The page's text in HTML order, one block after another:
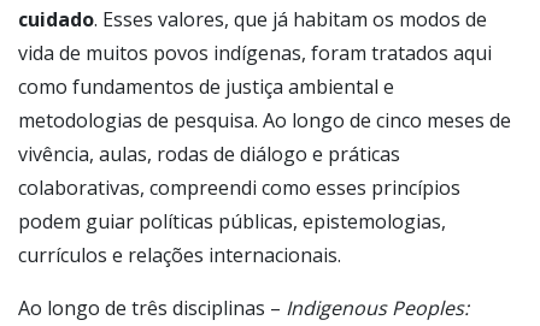
cuidado. Esses valores, que já habitam os modos de
vida de muitos povos indígenas, foram tratados aqui
como fundamentos de justiça ambiental e
metodologias de pesquisa. Ao longo de cinco meses de
vivência, aulas, rodas de diálogo e práticas
colaborativas, compreendi como esses princípios
podem guiar políticas públicas, epistemologias,
currículos e relações internacionais.
Ao longo de três disciplinas – Indigenous Peoples: